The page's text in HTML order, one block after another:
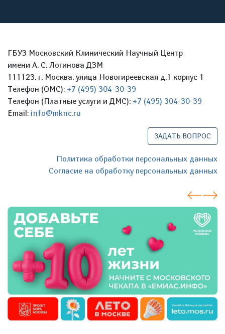
ГБУЗ Московский Клинический Научный Центр
имени А. С. Логинова ДЗМ
111123, г. Москва, улица Новогиреевская д.1 корпус 1
Телефон (ОМС): +7 (495) 304-30-39
Телефон (Платные услуги и ДМС): +7 (495) 304-30-39
Email: info@mknc.ru
ЗАДАТЬ ВОПРОС
Политика обработки персональных данных
Согласие на обработку персональных данных